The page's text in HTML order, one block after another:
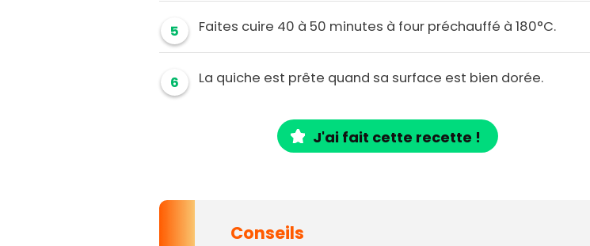
5 Faites cuire 40 à 50 minutes à four préchauffé à 180°C.
6 La quiche est prête quand sa surface est bien dorée.
J'ai fait cette recette !
Conseils